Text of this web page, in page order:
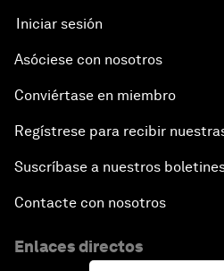
Iniciar sesión
Asóciese con nosotros
Conviértase en miembro
Regístrese para recibir
Suscríbase a nuestros
Contacte con nosotros
Enlaces directos